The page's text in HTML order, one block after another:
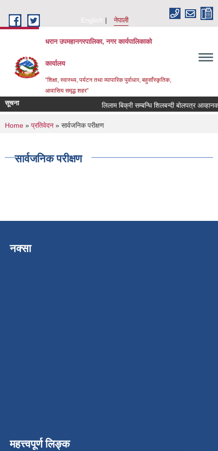
English
नेपाली
धरान उपमहानगरपालिका, नगर कार्यपालिकाको
कार्यालय
“शिक्षा, स्वास्थ्य, पर्यटन तथा व्यापारिक पुर्वाधार, बहुसाँस्कृतिक,
आवासिय समृद्ध शहर”
सूचना लिलाम बिक्री सम्बन्धि
You are here
Home » प्रतिवेदन » सार्वजनिक परीक्षण
सार्वजनिक परीक्षण
नक्सा
महत्त्वपूर्ण लिङ्क